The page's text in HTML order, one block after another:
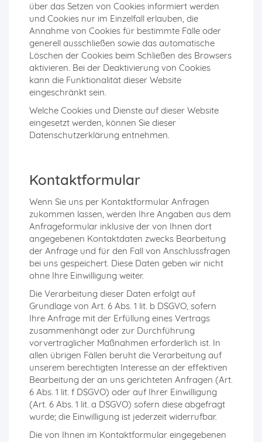
über das Setzen von Cookies informiert werden
und Cookies nur im Einzelfall erlauben, die
Annahme von Cookies für bestimmte Fälle oder
generell ausschließen sowie das automatische
Löschen der Cookies beim Schließen des Browsers
aktivieren. Bei der Deaktivierung von Cookies
kann die Funktionalität dieser Website
eingeschränkt sein.
Welche Cookies und Dienste auf dieser Website
eingesetzt werden, können Sie dieser
Datenschutzerklärung entnehmen.
Kontaktformular
Wenn Sie uns per Kontaktformular Anfragen
zukommen lassen, werden Ihre Angaben aus dem
Anfrageformular inklusive der von Ihnen dort
angegebenen Kontaktdaten zwecks Bearbeitung
der Anfrage und für den Fall von Anschlussfragen
bei uns gespeichert. Diese Daten geben wir nicht
ohne Ihre Einwilligung weiter.
Die Verarbeitung dieser Daten erfolgt auf
Grundlage von Art. 6 Abs. 1 lit. b DSGVO, sofern
Ihre Anfrage mit der Erfüllung eines Vertrags
zusammenhängt oder zur Durchführung
vorvertraglicher Maßnahmen erforderlich ist. In
allen übrigen Fällen beruht die Verarbeitung auf
unserem berechtigten Interesse an der effektiven
Bearbeitung der an uns gerichteten Anfragen (Art.
6 Abs. 1 lit. f DSGVO) oder auf Ihrer Einwilligung
(Art. 6 Abs. 1 lit. a DSGVO) sofern diese abgefragt
wurde; die Einwilligung ist jederzeit widerrufbar.
Die von Ihnen im Kontaktformular eingegebenen